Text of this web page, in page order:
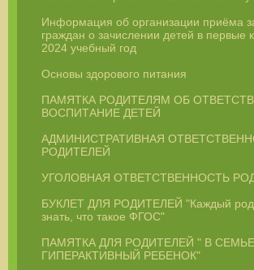
Информация об организации приёма
граждан о зачислении детей в первые
2024 учебный год
Основы здорового питания
ПАМЯТКА РОДИТЕЛЯМ ОБ
ВОСПИТАНИЕ ДЕТЕЙ
АДМИНИСТРАТИВНАЯ
РОДИТЕЛЕЙ
УГОЛОВНАЯ ОТВЕТСТВЕННОСТЬ
БУКЛЕТ ДЛЯ РОДИТЕЛЕЙ "Каждый
знать, что такое ФГОС"
ПАМЯТКА ДЛЯ РОДИТЕЛЕЙ " В СЕМЬЕ
ГИПЕРАКТИВНЫЙ РЕБЕНОК"